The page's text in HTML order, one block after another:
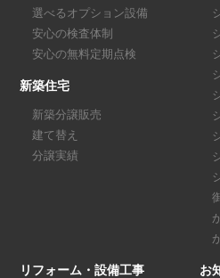
選べるオプション設備
安心の検査体制
安心の無料定期点検
新築住宅
新築分譲販売
建て替え
分譲実績
リフォーム・設備工事
お